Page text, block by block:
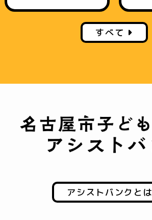
すべて
アシストバンクとは